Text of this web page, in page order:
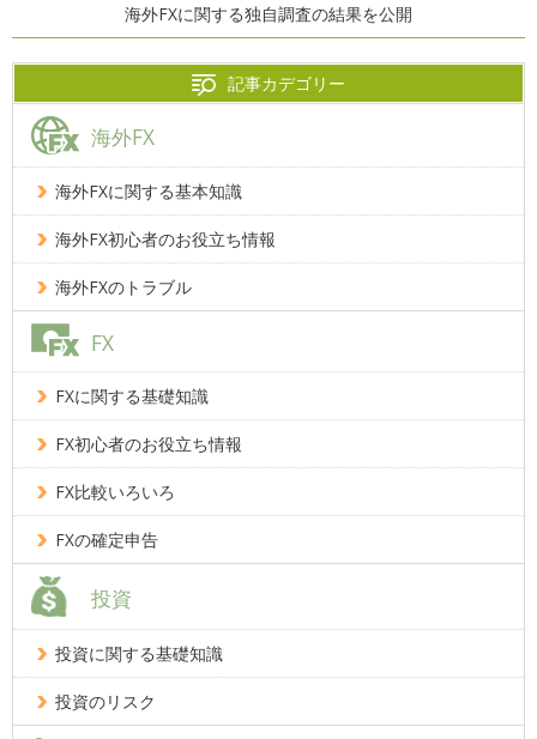
記事カデゴリー
海外FX
海外FXに関する基本知識
海外FX初心者のお役立ち情報
海外FXのトラブル
FX
FXに関する基礎知識
FX初心者のお役立ち情報
FX比較いろいろ
FXの確定申告
投資
投資に関する基礎知識
投資のリスク
海外FXに関する独自調査の結果を公開